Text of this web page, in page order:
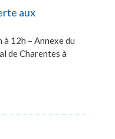
aux
12h – Annexe du
de Charentes à